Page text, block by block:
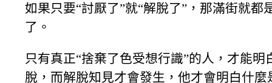
如果只要“討厭了”就“解脫了”，那滿街就都
了。
只有真正“捨棄了色受想行識”的人，才能明
脫，而解脫知見才會發生，他才會明白什麼